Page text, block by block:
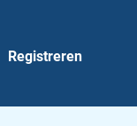
Registreren